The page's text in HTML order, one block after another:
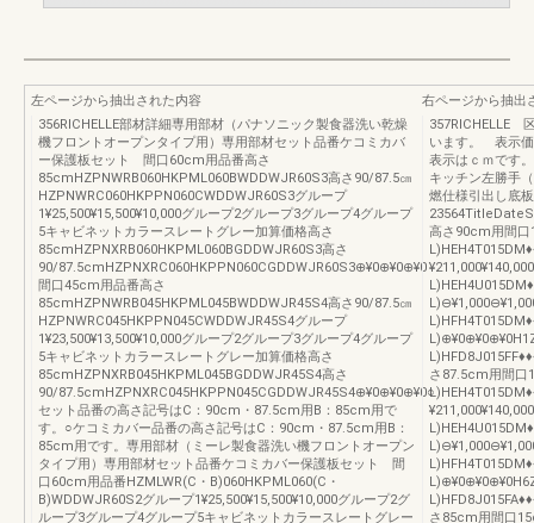
左ページから抽出された内容
356RICHELLE部材詳細専用部材（パナソニック製食器洗い乾燥
機フロントオープンタイプ用）専用部材セット品番ケコミカバ
ー保護板セット 間口60cm用品番高さ
85cmHZPNWRB060HKPML060BWDDWJR60S3高さ90/87.5㎝
HZPNWRC060HKPPN060CWDDWJR60S3グループ
1¥25,500¥15,500¥10,000グループ2グループ3グループ4グループ
5キャビネットカラースレートグレー加算価格高さ
85cmHZPNXRB060HKPML060BGDDWJR60S3高さ
90/87.5cmHZPNXRC060HKPPN060CGDDWJR60S3⊕¥0⊕¥0⊕¥0
間口45cm用品番高さ
85cmHZPNWRB045HKPML045BWDDWJR45S4高さ90/87.5㎝
HZPNWRC045HKPPN045CWDDWJR45S4グループ
1¥23,500¥13,500¥10,000グループ2グループ3グループ4グループ
5キャビネットカラースレートグレー加算価格高さ
85cmHZPNXRB045HKPML045BGDDWJR45S4高さ
90/87.5cmHZPNXRC045HKPPN045CGDDWJR45S4⊕¥0⊕¥0⊕¥0○
セット品番の高さ記号はC：90cm・87.5cm用B：85cm用で
す。○ケコミカバー品番の高さ記号はC：90cm・87.5cm用B：
85cm用です。専用部材（ミーレ製食器洗い機フロントオープン
タイプ用）専用部材セット品番ケコミカバー保護板セット 間
口60cm用品番HZMLWR(C・B)060HKPML060(C・
B)WDDWJR60S2グループ1¥25,500¥15,500¥10,000グループ2グ
ループ3グループ4グループ5キャビネットカラースレートグレー
右ページから抽出
357RICHELLE
います。 表示
表示はｃｍです
キッチン左勝手
燃仕様引出し底
高さ90cm用間口
さ87.5cm用間口
さ85cm用間口